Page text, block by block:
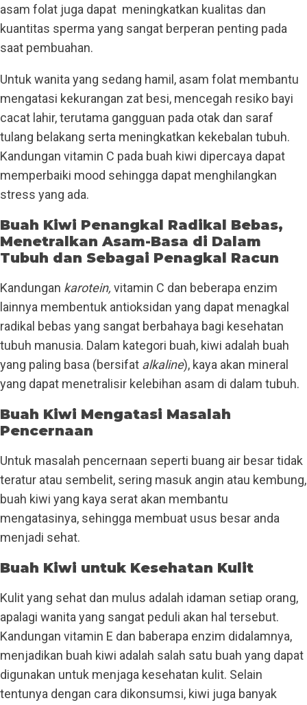
asam folat juga dapat meningkatkan kualitas dan
kuantitas sperma yang sangat berperan penting pada
saat pembuahan.
Untuk wanita yang sedang hamil, asam folat membantu
mengatasi kekurangan zat besi, mencegah resiko bayi
cacat lahir, terutama gangguan pada otak dan saraf
tulang belakang serta meningkatkan kekebalan tubuh.
Kandungan vitamin C pada buah kiwi dipercaya dapat
memperbaiki mood sehingga dapat menghilangkan
stress yang ada.
Buah Kiwi Penangkal Radikal Bebas,
Menetralkan Asam-Basa di Dalam
Tubuh dan Sebagai Penagkal Racun
Kandungan karotein, vitamin C dan beberapa enzim
lainnya membentuk antioksidan yang dapat menagkal
radikal bebas yang sangat berbahaya bagi kesehatan
tubuh manusia. Dalam kategori buah, kiwi adalah buah
yang paling basa (bersifat alkaline), kaya akan mineral
yang dapat menetralisir kelebihan asam di dalam tubuh.
Buah Kiwi Mengatasi Masalah
Pencernaan
Untuk masalah pencernaan seperti buang air besar tidak
teratur atau sembelit, sering masuk angin atau kembung,
buah kiwi yang kaya serat akan membantu
mengatasinya, sehingga membuat usus besar anda
menjadi sehat.
Buah Kiwi untuk Kesehatan Kulit
Kulit yang sehat dan mulus adalah idaman setiap orang,
apalagi wanita yang sangat peduli akan hal tersebut.
Kandungan vitamin E dan baberapa enzim didalamnya,
menjadikan buah kiwi adalah salah satu buah yang dapat
digunakan untuk menjaga kesehatan kulit. Selain
tentunya dengan cara dikonsumsi, kiwi juga banyak